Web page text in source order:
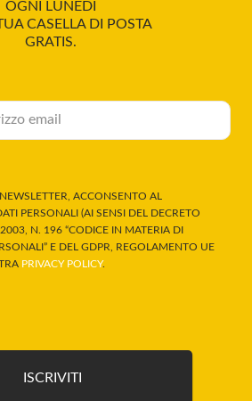
OGNI LUNEDÌ
CASELLA DI POSTA
GRATIS.
ACCONSENTO AL
PERSONALI (AI SENSI DEL DECRETO
N. 196 “CODICE IN MATERIA DI
E DEL GDPR, REGOLAMENTO UE
PRIVACY POLICY.